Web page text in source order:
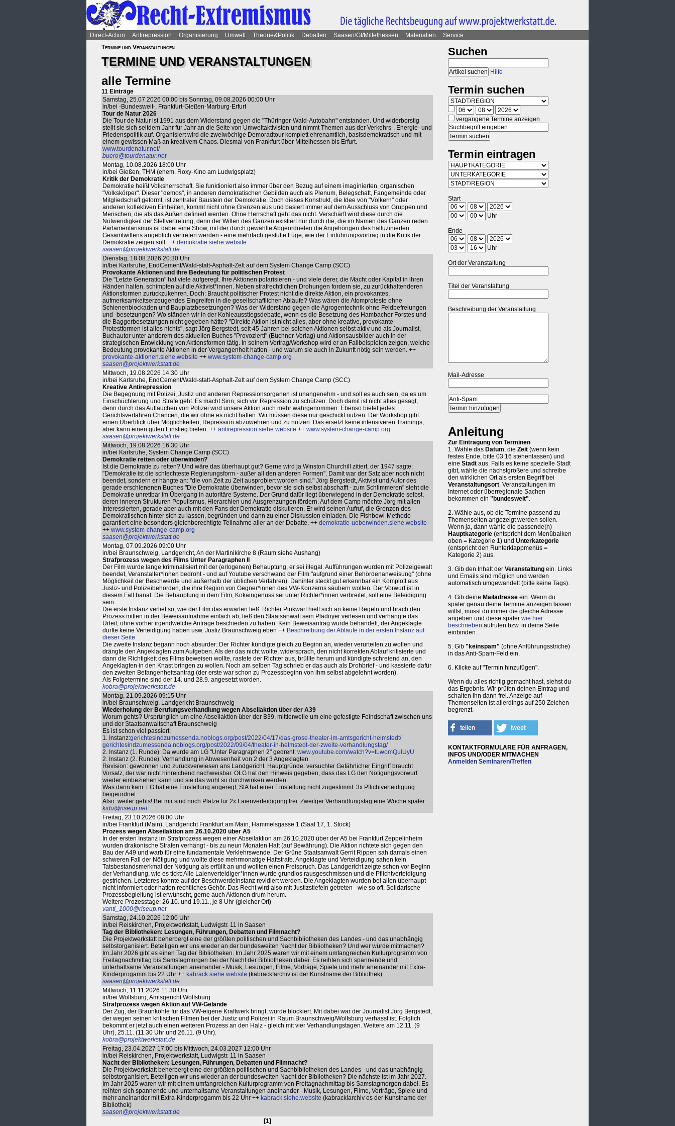
Direct-Action Antirepression Organisierung Umwelt Theorie&Politik Debatten Saasen/GI/Mittelhessen Materialien
Service
Termine und Veranstaltungen
TERMINE UND VERANSTALTUNGEN
alle Termine
11 Einträge
Samstag, 25.07.2026 00:00 bis Sonntag, 09.08.2026 00:00 Uhr
in/bei -Bundesweit-, Frankfurt-Gießen-Marburg-Erfurt
Tour de Natur 2026
Die Tour de Natur ist 1991 aus dem Widerstand gegen die "Thüringer-Wald-Autobahn" entstanden. Und widerborstig
stellt sie sich seitdem Jahr für Jahr an die Seite von Umweltaktivisten und nimmt Themen aus der Verkehrs-, Energie- und
Friedenspolitik auf. Organisiert wird die zweiwöchige Demoradtour komplett ehrenamtlich, basisdemokratisch und mit
einem gewissen Maß an kreativem Chaos. Diesmal von Frankfurt über Mittelhessen bis Erfurt.
www.tourdenatur.net/
buero@tourdenatur.net
Montag, 10.08.2026 18:00 Uhr
in/bei Gießen, THM (ehem. Roxy-Kino am Ludwigsplatz)
Kritik der Demokratie
Demokratie heißt Volksherrschaft. Sie funktioniert also immer über den Bezug auf einem imaginierten, organischen
"Volkskörper". Dieser "demos", in anderen demokratischen Gebilden auch als Plenum, Belegschaft, Fangemeinde oder
Mitgliedschaft geformt, ist zentraler Baustein der Demokratie. Doch dieses Konstrukt, die Idee von "Völkern" oder
anderen kollektiven Einheiten, kommt nicht ohne Grenzen aus und basiert immer auf dem Ausschluss von Gruppen und
Menschen, die als das Außen definiert werden. Ohne Herrschaft geht das nicht. Verschärft wird diese durch die
Notwendigkeit der Stellvertretung, denn der Willen des Ganzen existiert nur durch die, die im Namen des Ganzen reden.
Parlamentarismus ist dabei eine Show, mit der durch gewählte Abgeordneten die Angehörigen des halluzinierten
Gesamtwillens angeblich vertreten werden - eine mehrfach gestufte Lüge, wie der Einführungsvortrag in die Kritik der
Demokratie zeigen soll. ++ demokratie.siehe.website
saasen@projektwerkstatt.de
Dienstag, 18.08.2026 20:30 Uhr
in/bei Karlsruhe, EndCement/Wald-statt-Asphalt-Zelt auf dem System Change Camp (SCC)
Provokante Aktionen und ihre Bedeutung für politischen Protest
Die "Letzte Generation" hat viele aufgeregt. Ihre Aktionen polarisieren - und viele derer, die Macht oder Kapital in ihren
Händen halten, schimpfen auf die Aktivist*innen. Neben strafrechtlichen Drohungen fordern sie, zu zurückhaltenderen
Aktionsformen zurückzukehren. Doch: Braucht politischer Protest nicht die direkte Aktion, ein provokantes,
aufmerksamkeitserzeugendes Eingreifen in die gesellschaftlichen Abläufe? Was wären die Atomproteste ohne
Schienenblockaden und Bauplatzbesetzungen? Was der Widerstand gegen die Agrogentechnik ohne Feldbefreiungen
und -besetzungen? Wo ständen wir in der Kohleausstiegsdebatte, wenn es die Besetzung des Hambacher Forstes und
die Baggerbesetzungen nicht gegeben hätte? "Direkte Aktion ist nicht alles, aber ohne kreative, provokante
Protestformen ist alles nichts", sagt Jörg Bergstedt, seit 45 Jahren bei solchen Aktionen selbst aktiv und als Journalist,
Buchautor unter anderem des aktuellen Buches "Provoziert!" (Büchner-Verlag) und Aktionsausbilder auch in der
strategischen Entwicklung von Aktionsformen tätig. In seinem Vortrag/Workshop wird er an Fallbeispielen zeigen, welche
Bedeutung provokante Aktionen in der Vergangenheit hatten - und warum sie auch in Zukunft nötig sein werden. ++
provokante-aktionen.siehe.website ++ www.system-change-camp.org
saasen@projektwerkstatt.de
Mittwoch, 19.08.2026 14:30 Uhr
in/bei Karlsruhe, EndCement/Wald-statt-Asphalt-Zelt auf dem System Change Camp (SCC)
Kreative Antirepression
Die Begegnung mit Polizei, Justiz und anderen Repressionsorganen ist unangenehm - und soll es auch sein, da es um
Einschüchterung und Strafe geht. Es macht Sinn, sich vor Repression zu schützen. Doch damit ist nicht alles gesagt,
denn durch das Auftauchen von Polizei wird unsere Aktion auch mehr wahrgenommen. Ebenso bietet jedes
Gerichtsverfahren Chancen, die wir ohne es nicht hätten. Wir müssen diese nur geschickt nutzen. Der Workshop gibt
einen Überblick über Möglichkeiten, Repression abzuwehren und zu nutzen. Das ersetzt keine intensiveren Trainings,
aber kann einen guten Einstieg bieten. ++ antirepression.siehe.website ++ www.system-change-camp.org
saasen@projektwerkstatt.de
Mittwoch, 19.08.2026 16:30 Uhr
in/bei Karlsruhe, System Change Camp (SCC)
Demokratie retten oder überwinden?
Ist die Demokratie zu retten? Und wäre das überhaupt gut? Gerne wird ja Winston Churchill zitiert, der 1947 sagte:
"Demokratie ist die schlechteste Regierungsform - außer all den anderen Formen". Damit war der Satz aber noch nicht
beendet, sondern er hängte an: "die von Zeit zu Zeit ausprobiert worden sind." Jörg Bergstedt, Aktivist und Autor des
gerade erschienenen Buches "Die Demokratie überwinden, bevor sie sich selbst abschafft - zum Schlimmeren" sieht die
Demokratie unrettbar im Übergang in autoritäre Systeme. Der Grund dafür liegt überwiegend in der Demokratie selbst,
deren inneren Strukturen Populismus, Hierarchien und Ausgrenzungen fördern. Auf dem Camp möchte Jörg mit allen
Interessierten, gerade aber auch mit den Fans der Demokratie diskutieren. Er wird seinen Aufruf, die Grenzen des
Demokratischen hinter sich zu lassen, begründen und dann zu einer Diskussion einladen. Die Fishbowl-Methode
garantiert eine besonders gleichberechtigte Teilnahme aller an der Debatte. ++ demokratie-ueberwinden.siehe.website
++ www.system-change-camp.org
saasen@projektwerkstatt.de
Montag, 07.09.2026 09:00 Uhr
in/bei Braunschweig, Landgericht, An der Martinikirche 8 (Raum siehe Aushang)
Strafprozess wegen des Films Unter Paragraphen II
Der Film wurde lange kriminalisiert mit der (erlogenen) Behauptung, er sei illegal. Aufführungen wurden mit Polizeigewalt
beendet, Veranstalter*innen bedroht - und auf Youtube verschwand der Film "aufgrund einer Behördenanweisung" (ohne
Möglichkeit der Beschwerde und außerhalb der üblichen Verfahren). Dahinter steckt gut erkennbar ein Komplott aus
Justiz- und Polizeibehörden, die ihre Region von Gegner*innen des VW-Konzerns säubern wollen. Der Vorwurf ist in
diesem Fall banal: Die Behauptung in dem Film, Kokaingenuss sei unter Richter*innen verbreitet, soll eine Beleidigung
sein.
Die erste Instanz verlief so, wie der Film das erwarten ließ: Richter Pinkwart hielt sich an keine Regeln und brach den
Prozess mitten in der Beweisaufnahme einfach ab, ließ den Staatsanwalt sein Plädoyer verlesen und verhängte das
Urteil, ohne vorher irgendwelche Anträge beschieden zu haben. Kein Beweisantrag wurde behandelt, der Angeklagte
durfte keine Verteidigung haben usw. Justiz Braunschweig eben ++ Beschreibung der Abläufe in der ersten Instanz auf
dieser Seite
Die zweite Instanz begann noch absurder: Der Richter kündigte gleich zu Beginn an, wieder verurteilen zu wollen und
drängte den Angeklagten zum Aufgeben. Als der das nicht wollte, widersprach, den nicht korrekten Ablauf kritisierte und
dann die Richtigkeit des Films beweisen wollte, rastete der Richter aus, brüllte herum und kündigte schreiend an, den
Angeklagten in den Knast bringen zu wollen. Noch am selben Tag schrieb er das auch als Drohbrief - und kassierte dafür
den zweiten Befangenheitsantrag (der erste war schon zu Prozessbeginn von ihm selbst abgelehnt worden).
Als Folgetermine sind der 14. und 28.9. angesetzt worden.
kobra@projektwerkstatt.de
Montag, 21.09.2026 09:15 Uhr
in/bei Braunschweig, Landgericht Braunschweig
Wiederholung der Berufungsverhandlung wegen Abseilaktion über der A39
Worum gehts? Ursprünglich um eine Abseilaktion über der B39, mittlerweile um eine gefestigte Feindschaft zwischen uns
und der Staatsanwaltschaft Braunschweig
Es ist schon viel passiert:
1. Instanz:gerichtesindzumessenda.noblogs.org/post/2022/04/17/das-grose-theater-im-amtsgericht-helmstedt/
gerichtesindzumessenda.noblogs.org/post/2022/09/04/theater-in-helmstedt-der-zweite-verhandlungstag/
2. Instanz (1. Runde): Da wurde am LG "Unter Paragraphen 2" gedreht: www.youtube.com/watch?v=tLwomQuIUyU
2. Instanz (2. Runde): Verhandlung in Abwesenheit von 2 der 3 Angeklagten
Revision: gewonnen und zurückverwiesen ans Landgericht. Hauptgründe: versuchter Gefährlicher Eingriff braucht
Vorsatz, der war nicht hinreichend nachweisbar. OLG hat den Hinweis gegeben, dass das LG den Nötigungsvorwurf
wieder einbeziehen kann und sie das wohl so durchwinken werden.
Was dann kam: LG hat eine Einstellung angeregt, StA hat einer Einstellung nicht zugestimmt. 3x Pflichtverteidigung
beigeordnet
Also: weiter gehts! Bei mir sind noch Plätze für 2x Laienverteidigung frei. Zweitger Verhandlungstag eine Woche später.
kidu@riseup.net
Freitag, 23.10.2026 08:00 Uhr
in/bei Frankfurt (Main), Landgericht Frankfurt am Main, Hammelsgasse 1 (Saal 17, 1. Stock)
Prozess wegen Abseilaktion am 26.10.2020 über A5
In der ersten Instanz im Strafprozess wegen einer Abseilaktion am 26.10.2020 über der A5 bei Frankfurt Zeppelinheim
wurden drakonische Strafen verhängt - bis zu neun Monaten Haft (auf Bewährung). Die Aktion richtete sich gegen den
Bau der A49 und warb für eine fundamentale Verklehrswende. Der Grüne Staatsanwalt Gerrit Rippen sah damals einen
schweren Fall der Nötigung und wollte diese mehrmonatige Haftstrafe. Angeklagte und Verteidigung sahen kein
Tatsbestandsmerkmal der Nötigung als erfüllt an und wollten einen Freispruch. Das Landgericht zeigte schon vor Beginn
der Verhandlung, wie es tickt: Alle Laienverteidiger*innen wurde grundlos rausgeschmissen und die Pflichtverteidigung
gestrichen. Letzteres konnte auf der Beschwerdeinstanz revidiert werden. Die Angeklagten wurden bei allen überhaupt
nicht informiert oder hatten rechtliches Gehör. Das Recht wird also mit Justizstiefeln getreten - wie so oft. Solidarische
Prozessbegleitung ist erwünscht, gerne auch Aktionen drum herum.
Weitere Prozesstage: 26.10. und 19.11., je 8 Uhr (gleicher Ort)
vanti_1000@riseup.net
Samstag, 24.10.2026 12:00 Uhr
in/bei Reiskirchen, Projektwerkstatt, Ludwigstr. 11 in Saasen
Tag der Bibliotheken: Lesungen, Führungen, Debatten und Filmnacht?
Die Projektwerkstatt beherbergt eine der größten politischen und Sachbibliotheken des Landes - und das unabhängig
selbstorganisiert. Beteiligen wir uns wieder an der bundesweiten Nacht der Bibliotheken? Und wer würde mitmachen?
Im Jahr 2026 gibt es einen Tag der Bibliotheken. Im Jahr 2025 waren wir mit einem umfangreichen Kulturprogramm von
Freitagnachmittag bis Samstagmorgen bei der Nacht der Bibliotheken dabei. Es reihten sich spannende und
unterhaltsame Veranstaltungen aneinander - Musik, Lesungen, Filme, Vorträge, Spiele und mehr aneinander mit Extra-
Kinderprogamm bis 22 Uhr ++ kabrack.siehe.website (kabrack!archiv ist der Kunstname der Bibliothek)
saasen@projektwerkstatt.de
Mittwoch, 11.11.2026 11:30 Uhr
in/bei Wolfsburg, Amtsgericht Wolfsburg
Strafprozess wegen Aktion auf VW-Gelände
Der Zug, der Braunkohle für das VW-eigene Kraftwerk bringt, wurde blockiert. Mit dabei war der Journalist Jörg Bergstedt,
der wegen seinen kritischen Filmen bei der Justiz und Polizei in Raum Braunschweig/Wolfsburg verhasst ist. Folglich
bekommt er jetzt auch einen weiteren Prozess an den Halz - gleich mit vier Verhandlungstagen. Weitere am 12.11. (9
Uhr), 25.11. (11.30 Uhr und 26.11. (9 Uhr).
kobra@projektwerkstatt.de
Freitag, 23.04.2027 17:00 bis Mittwoch, 24.03.2027 12:00 Uhr
in/bei Reiskirchen, Projektwerkstatt, Ludwigstr. 11 in Saasen
Nacht der Bibliotheken: Lesungen, Führungen, Debatten und Filmnacht?
Die Projektwerkstatt beherbergt eine der größten politischen und Sachbibliotheken des Landes - und das unabhängig
selbstorganisiert. Beteiligen wir uns wieder an der bundesweiten Nacht der Bibliotheken? Die nächste ist im Jahr 2027.
Im Jahr 2025 waren wir mit einem umfangreichen Kulturprogramm von Freitagnachmittag bis Samstagmorgen dabei. Es
reihten sich spannende und unterhaltsame Veranstaltungen aneinander - Musik, Lesungen, Filme, Vorträge, Spiele und
mehr aneinander mit Extra-Kinderprogamm bis 22 Uhr ++ kabrack.siehe.website (kabrack!archiv es der Kunstname der
Bibliothek)
saasen@projektwerkstatt.de
[1]
Suchen
Hilfe
Termin suchen
vergangene Termine anzeigen
Termin eintragen
Start
Uhr
Ende
Uhr
Ort der Veranstaltung
Titel der Veranstaltung
Beschreibung der Veranstaltung
Mail-Adresse
Anleitung
Zur Eintragung von Terminen
1. Wähle das Datum, die Zeit (wenn kein
festes Ende, bitte 03:16 stehenlassen) und
eine Stadt aus. Falls es keine spezielle Stadt
gibt, wähle die nächstgrößere und schreibe
den wirklichen Ort als ersten Begriff bei
Veranstaltungsort. Veranstaltungen im
Internet oder überregionale Sachen
bekommen ein "bundesweit".
2. Wähle aus, ob die Termine passend zu
Themenseiten angezeigt werden sollen.
Wenn ja, dann wähle die passende(n)
Hauptkategorie (entspricht dem Menübalken
oben = Kategorie 1) und Unterkategorie
(entspricht den Runterklappmenüs =
Kategorie 2) aus.
3. Gib den Inhalt der Veranstaltung ein. Links
und Emails sind möglich und werden
automatisch umgewandelt (bitte keine Tags).
4. Gib deine Mailadresse ein. Wenn du
später genau deine Termine anzeigen lassen
willst, musst du immer die gleiche Adresse
angeben und diese später wie hier
beschrieben aufrufen bzw. in deine Seite
einbinden.
5. Gib "keinspam" (ohne Anführungsstriche)
in das Anti-Spam-Feld ein.
6. Klicke auf "Termin hinzufügen".
Wenn du alles richtig gemacht hast, siehst du
das Ergebnis. Wir prüfen deinen Eintrag und
schalten ihn dann frei. Anzeige auf
Themenseiten ist allerdings auf 250 Zeichen
begrenzt.
KONTAKTFORMULARE FÜR ANFRAGEN,
INFOS UND/ODER MITMACHEN
Anmelden Seminaren/Treffen